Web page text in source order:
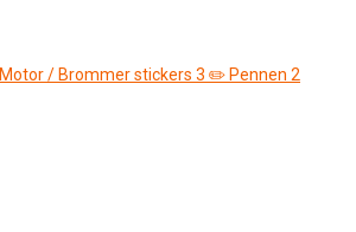
Motor / Brommer stickers 3 ✏️ Pennen 2